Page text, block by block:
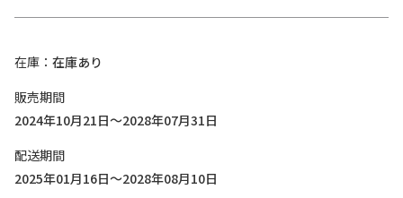
在庫
在庫あり
販売期間
2024年10月21日～2028年07月31日
配送期間
2025年01月16日～2028年08月10日